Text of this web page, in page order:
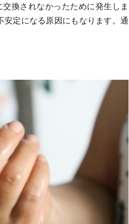
換されなかったために発生しま
定になる原因にもなります。通